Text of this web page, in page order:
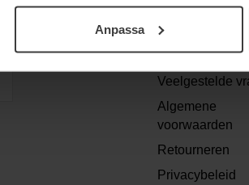
Anpassa
Contact
Veelgestelde
Algemene
voorwaarden
Retourneren
Privacybeleid